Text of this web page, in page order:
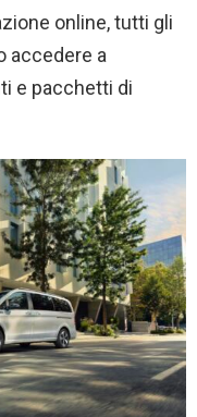
online, tutti gli
accedere a
e pacchetti di